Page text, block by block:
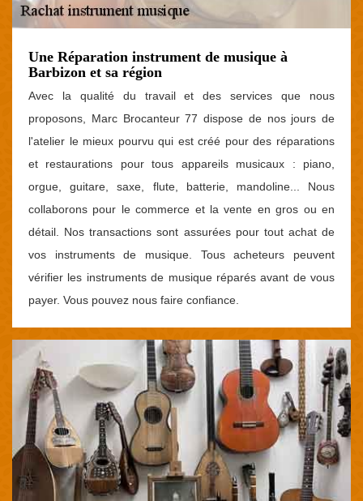
Une Réparation instrument de musique à
Barbizon et sa région
Avec la qualité du travail et des services que nous
proposons, Marc Brocanteur 77 dispose de nos jours de
l'atelier le mieux pourvu qui est créé pour des réparations
et restaurations pour tous appareils musicaux : piano,
orgue, guitare, saxe, flute, batterie, mandoline... Nous
collaborons pour le commerce et la vente en gros ou en
détail. Nos transactions sont assurées pour tout achat de
vos instruments de musique. Tous acheteurs peuvent
vérifier les instruments de musique réparés avant de vous
payer. Vous pouvez nous faire confiance.